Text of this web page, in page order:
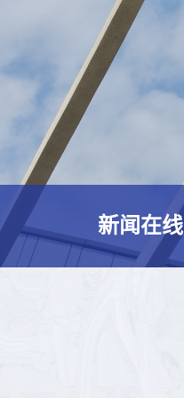
新闻在线